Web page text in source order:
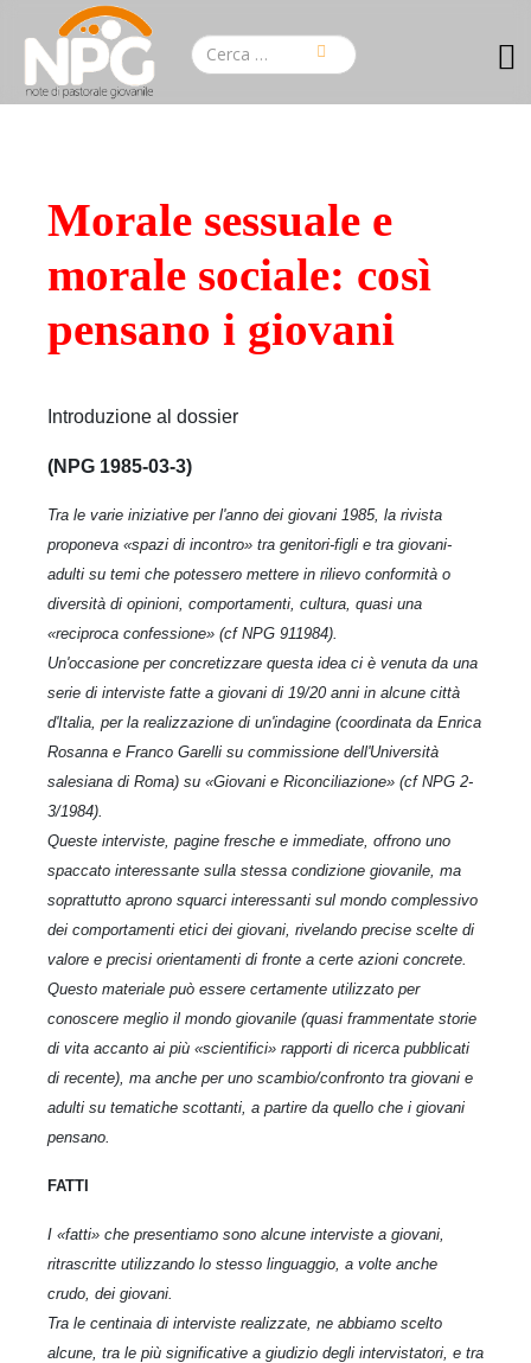
Morale sessuale e
morale sociale: così
pensano i giovani
Introduzione al dossier
(NPG 1985-03-3)
Tra le varie iniziative per l'anno dei giovani 1985, la rivista
proponeva «spazi di incontro» tra genitori-figli e tra giovani-
adulti su temi che potessero mettere in rilievo conformità o
diversità di opinioni, comportamenti, cultura, quasi una
«reciproca confessione» (cf NPG 911984).
Un'occasione per concretizzare questa idea ci è venuta da una
serie di interviste fatte a giovani di 19/20 anni in alcune città
d'Italia, per la realizzazione di un'indagine (coordinata da Enrica
Rosanna e Franco Garelli su commissione dell'Università
salesiana di Roma) su «Giovani e Riconciliazione» (cf NPG 2-
3/1984).
Queste interviste, pagine fresche e immediate, offrono uno
spaccato interessante sulla stessa condizione giovanile, ma
soprattutto aprono squarci interessanti sul mondo complessivo
dei comportamenti etici dei giovani, rivelando precise scelte di
valore e precisi orientamenti di fronte a certe azioni concrete.
Questo materiale può essere certamente utilizzato per
conoscere meglio il mondo giovanile (quasi frammentate storie
di vita accanto ai più «scientifici» rapporti di ricerca pubblicati
di recente), ma anche per uno scambio/confronto tra giovani e
adulti su tematiche scottanti, a partire da quello che i giovani
pensano.
FATTI
I «fatti» che presentiamo sono alcune interviste a giovani,
ritrascritte utilizzando lo stesso linguaggio, a volte anche
crudo, dei giovani.
Tra le centinaia di interviste realizzate, ne abbiamo scelto
alcune, tra le più significative a giudizio degli intervistatori, e tra